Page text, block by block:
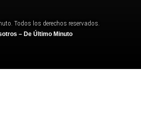
Todos los derechos reservados.
– De Último Minuto